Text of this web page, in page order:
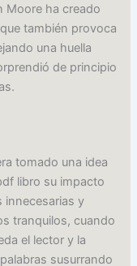
Moore ha creado
también provoca
una huella
de principio
tomado una idea
libro su impacto
innecesarias y
tranquilos, cuando
el lector y la
susurrando